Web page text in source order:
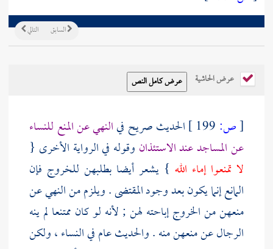
التالي السابق
عرض الحاشية
[ص: الحديث صريح فيالنهي عن المنع للنساء
عن المساجد عند الاستئذان وقوله في الرواية الأخرى {
لا تمنعوا إماء الله } يشعر أيضا بطلبهن للخروج فإن
المانع إنما يكون بعد وجود المقتضى . ويلزم من النهي عن
منعهن من الخروج إباحته لهن ; لأنه لو كان ممتنعا لم ينه
الرجال عن منعهن منه . والحديث عام في النساء ، ولكن